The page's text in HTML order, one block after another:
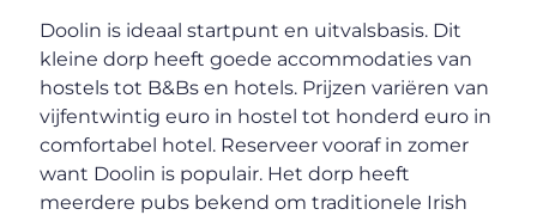
Doolin is ideaal startpunt en uitvalsbasis. Dit
kleine dorp heeft goede accommodaties van
hostels tot B&Bs en hotels. Prijzen variëren van
vijfentwintig euro in hostel tot honderd euro in
comfortabel hotel. Reserveer vooraf in zomer
want Doolin is populair. Het dorp heeft
meerdere pubs bekend om traditionele Irish